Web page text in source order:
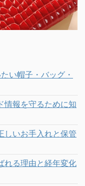
い帽子・バッグ・
情報を守るために知
しいお手入れと保管
れる理由と経年変化